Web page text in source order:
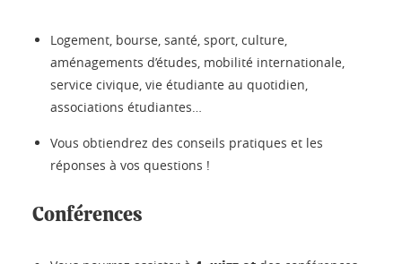
Logement, bourse, santé, sport, culture,
aménagements d’études, mobilité internationale,
service civique, vie étudiante au quotidien,
associations étudiantes…
Vous obtiendrez des conseils pratiques et les
réponses à vos questions !
Conférences